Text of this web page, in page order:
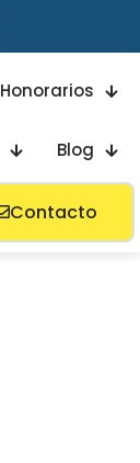
Honorarios
Blog
Contacto